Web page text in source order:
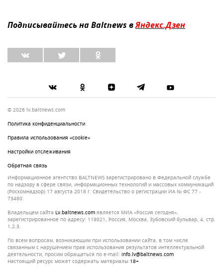
Подписывайтесь на Baltnews вЯндекс.Дзен
© 2026 lv.baltnews.com
Политика конфиденциальности
Правила использования «cookie»
Настройки отслеживания
Обратная связь
Информационное агентство BALTNEWS зарегистрировано в Федеральной службе
по надзору в сфере связи, информационных технологий и массовых коммуникаций
(Роскомнадзор) 17 августа 2018 г. Свидетельство о регистрации ИА № ФС 77 -
73480
Владельцем сайта lv.baltnews.com является МИА «Россия сегодня»,
зарегистрированное по адресу: 119021, Россия, Москва, Зубовский бульвар, 4, стр.
1,2.3.
По всем вопросам, возникающим при использовании сайта, в том числе
связанным с нарушением прав использования результатов интеллектуальной
деятельности, просим обращаться по e-mail: info.lv@baltnews.com
Настоящий ресурс может содержать материалы 18+